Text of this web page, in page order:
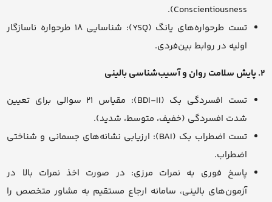
Conscientiousness).
تست طرحواره‌های یانگ (YSQ): شناسایی ۱۸ طرحواره ناسازگار
اولیه در روابط بین‌فردی.
۲. پایش سلامت روان و آسیب‌شناسی بالینی
تست افسردگی بک (BDI-II): مقیاس ۲۱ سوالی برای تعیین
شدت افسردگی (خفیف، متوسط، شدید).
تست اضطراب بک (BAI): ارزیابی نشانه‌های جسمانی و شناختی
اضطراب.
پاسخ فوری به نمرات مرزی: در صورت اخذ نمرات بالا در
آزمون‌های بالینی، سامانه ارجاع مستقیم به مشاور متخصص را